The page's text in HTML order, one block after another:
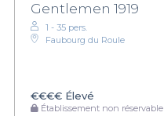
Gentlemen 1919
1 - 35 pers.
Faubourg du Roule
€€€€ Élevé
Établissement non réservable